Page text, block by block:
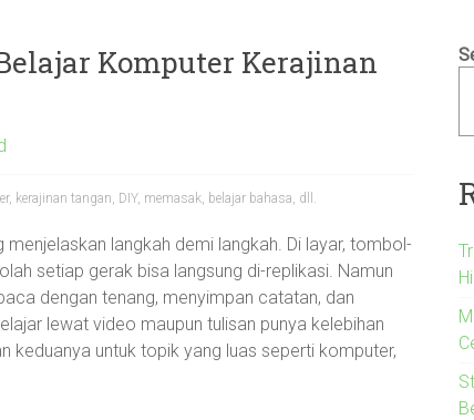
Komputer Kerajinan
kerajinan tangan, DIY, memasak, belajar bahasa, dll.
langkah demi langkah. Di layar, tombol-
setiap gerak bisa langsung di-replikasi. Namun
dengan tenang, menyimpan catatan, dan
lewat video maupun tulisan punya kelebihan
keduanya untuk topik yang luas seperti komputer,